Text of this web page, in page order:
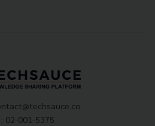
: 02-001-5375